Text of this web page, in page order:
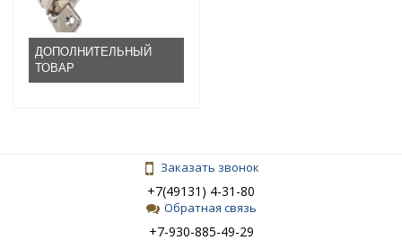
ДОПОЛНИТЕЛЬНЫЙ
ТОВАР
Заказать звонок
+7(49131) 4-31-80
Обратная связь
+7-930-885-49-29